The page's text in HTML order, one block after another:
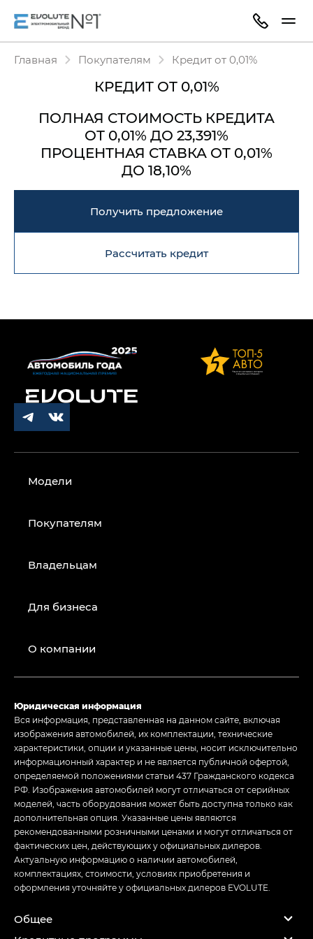
Главная Покупателям Кредит от 0,01%
КРЕДИТ ОТ 0,01%
ПОЛНАЯ СТОИМОСТЬ КРЕДИТА
ОТ 0,01% ДО 23,391%
ПРОЦЕНТНАЯ СТАВКА ОТ 0,01%
ДО 18,10%
Получить предложение
Рассчитать кредит
Модели
Покупателям
Владельцам
Для бизнеса
О компании
Юридическая информация
Вся информация, представленная на данном сайте, включая
изображения автомобилей, их комплектации, технические
характеристики, опции и указанные цены, носит исключительно
информационный характер и не является публичной офертой,
определяемой положениями статьи 437 Гражданского кодекса
РФ. Изображения автомобилей могут отличаться от серийных
моделей, часть оборудования может быть доступна только как
дополнительная опция. Указанные цены являются
рекомендованными розничными ценами и могут отличаться от
фактических цен, действующих у официальных дилеров.
Актуальную информацию о наличии автомобилей,
комплектациях, стоимости, условиях приобретения и
оформления уточняйте у официальных дилеров EVOLUTE.
Общее